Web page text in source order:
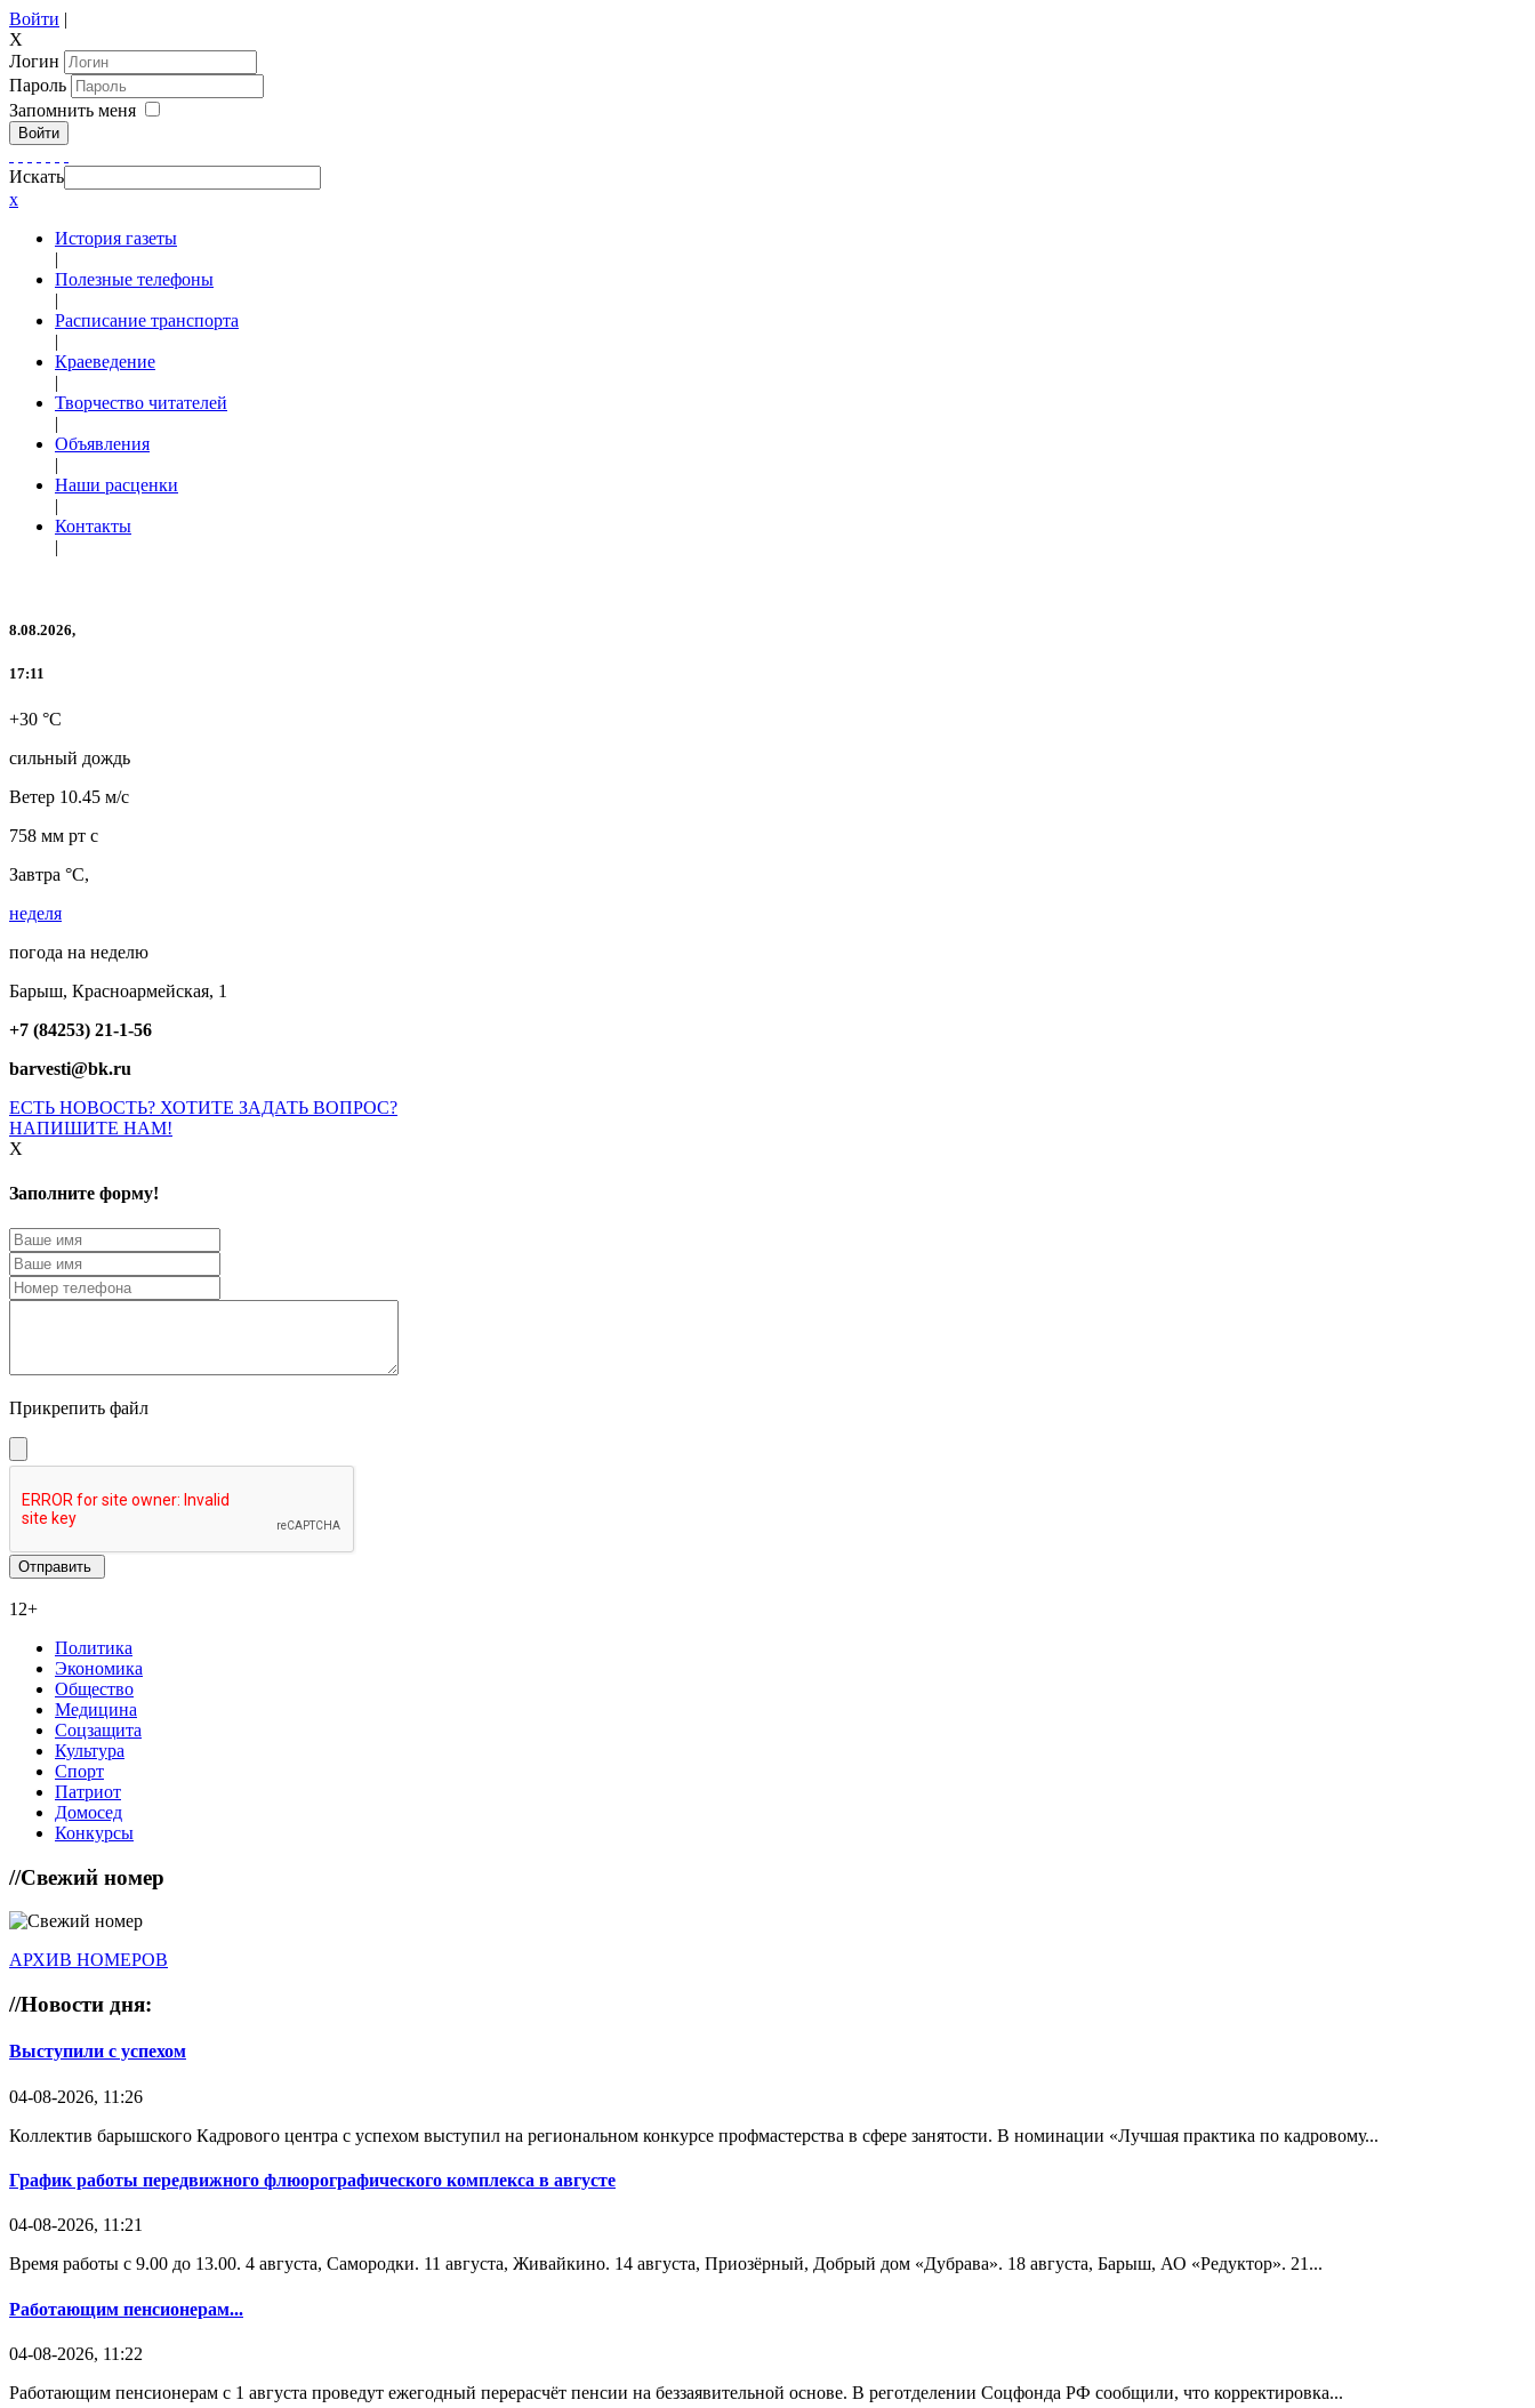
Войти |
X
Логин
Пароль
Запомнить меня
Войти
Искать
x
История газеты
|
Полезные телефоны
|
Расписание транспорта
|
Краеведение
|
Творчество читателей
|
Объявления
|
Наши расценки
|
Контакты
|
8.08.2026,
17:11
+30 °C
сильный дождь
Ветер 10.45 м/с
758 мм рт с
Завтра °C,
неделя
погода на неделю
Барыш, Красноармейская, 1
+7 (84253) 21-1-56
barvesti@bk.ru
ЕСТЬ НОВОСТЬ? ХОТИТЕ ЗАДАТЬ ВОПРОС?
НАПИШИТЕ НАМ!
X
Заполните форму!
Прикрепить файл
12+
Политика
Экономика
Общество
Медицина
Соцзащита
Культура
Спорт
Патриот
Домосед
Конкурсы
//Свежий номер
АРХИВ НОМЕРОВ
//Новости дня:
Выступили с успехом
04-08-2026, 11:26
Коллектив барышского Кадрового центра с успехом выступил на региональном конкурсе профмастерства в сфере занятости. В номинации «Лучшая практика по кадровому...
График работы передвижного флюорографического комплекса в августе
04-08-2026, 11:21
Время работы с 9.00 до 13.00. 4 августа, Самородки. 11 августа, Живайкино. 14 августа, Приозёрный, Добрый дом «Дубрава». 18 августа, Барыш, АО «Редуктор». 21...
Работающим пенсионерам...
04-08-2026, 11:22
Работающим пенсионерам с 1 августа проведут ежегодный перерасчёт пенсии на беззаявительной основе. В реготделении Соцфонда РФ сообщили, что корректировка...